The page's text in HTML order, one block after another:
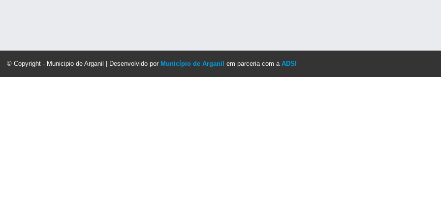
© Copyright - Municipio de Arganil | Desenvolvido por Município de Arganil em parceria com a ADSI